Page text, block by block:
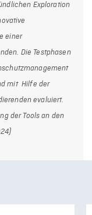
Exploration
einer
Die Testphasen
mit Hilfe der
evaluiert.
der Tools an den